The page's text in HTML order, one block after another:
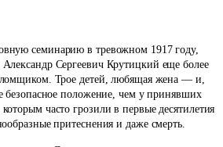
семинарию в тревожном 1917 году,
Сергеевич Крутицкий еще более
Трое детей, любящая жена — и,
безопасное положение, чем у принявших
часто грозили в первые десятилетия
притеснения и даже смерть.